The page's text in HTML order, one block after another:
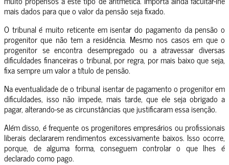
mais dados para que o valor da pensão seja fixado.
O tribunal é muito reticente em isentar do pagamento da pensão o
progenitor que não tem a residência. Mesmo nos casos em que o
progenitor se encontra desempregado ou a atravessar diversas
dificuldades financeiras o tribunal, por regra, por mais baixo que seja,
fixa sempre um valor a título de pensão.
Na eventualidade de o tribunal isentar de pagamento o progenitor em
dificuldades, isso não impede, mais tarde, que ele seja obrigado a
pagar, alterando-se as circunstâncias que justificaram essa isenção.
Além disso, é frequente os progenitores empresários ou profissionais
liberais declararem rendimentos excessivamente baixos. Isso ocorre,
porque, de alguma forma, conseguem controlar o que lhes é
declarado como pago.